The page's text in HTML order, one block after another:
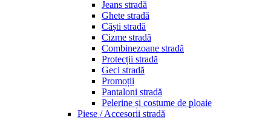
Jeans stradă
Ghete stradă
Căști stradă
Cizme stradă
Combinezoane stradă
Protecții stradă
Geci stradă
Promoții
Pantaloni stradă
Pelerine și costume de ploaie
Piese / Accesorii stradă